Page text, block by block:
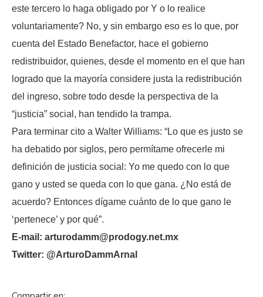
este tercero lo haga obligado por Y o lo realice
voluntariamente? No, y sin embargo eso es lo que, por
cuenta del Estado Benefactor, hace el gobierno
redistribuidor, quienes, desde el momento en el que han
logrado que la mayoría considere justa la redistribución
del ingreso, sobre todo desde la perspectiva de la
“justicia” social, han tendido la trampa.
Para terminar cito a Walter Williams: “Lo que es justo se
ha debatido por siglos, pero permítame ofrecerle mi
definición de justicia social: Yo me quedo con lo que
gano y usted se queda con lo que gana. ¿No está de
acuerdo? Entonces dígame cuánto de lo que gano le
‘pertenece’ y por qué”.
E-mail: arturodamm@prodogy.net.mx
Twitter: @ArturoDammArnal